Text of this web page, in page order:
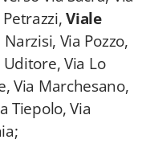
Petrazzi,Viale
Via Pozzo,
Via Lo
Via Marchesano,
Tiepolo, Via